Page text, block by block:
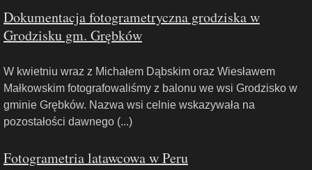
Dokumentacja fotogrametryczna grodziska w
Grodzisku gm. Grębków
W kwietniu wraz z Michałem Dąbskim oraz Wiesławem
Małkowskim fotografowaliśmy z balonu we wsi Grodzisko w
gminie Grębków. Nazwa wsi celnie wskazywała na
pozostałości dawnego (...)
Fotogrametria latawcowa w Peru